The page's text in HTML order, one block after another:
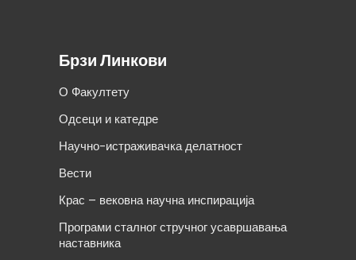
Брзи Линкови
О Факултету
Одсеци и катедре
Научно-истраживачка делатност
Вести
Крас – вековна научна инспирација
Програми сталног стручног усавршавања
наставника